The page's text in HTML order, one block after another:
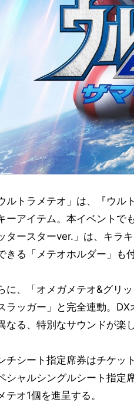
ウルトラメテオ」は、『ウ
ーアイテム。本イベントで
タースターver.」は、キラ
きる「メテオホルダー」も
に、「オメガメテオ&グリ
ラッガー」と完全連動。
なる、特別なサウンドが楽
チシート指定席券はチケッ
シャルシングルシート指定
テオ1個を進呈する。